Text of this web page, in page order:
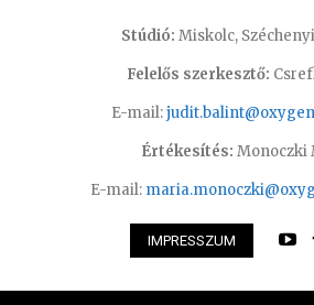
Stúdió: Miskolc,
Felelős szerkesztő:
E-mail:
Értékesítés: Monoczki
E-mail:
IMPRESSZUM